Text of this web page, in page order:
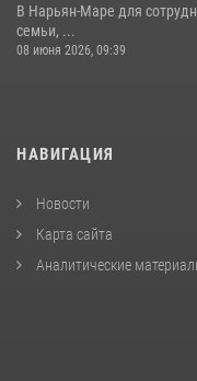
В Нарьян-Маре для
семьи, ...
08 июня 2026, 09:39
НАВИГАЦИЯ
Новости
Карта сайта
Аналитические